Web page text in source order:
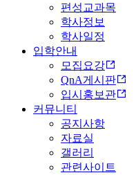
편성교과목
학사정보
학사일정
입학안내
모집요강
QnA게시판
입시홍보관
커뮤니티
공지사항
자료실
갤러리
관련사이트